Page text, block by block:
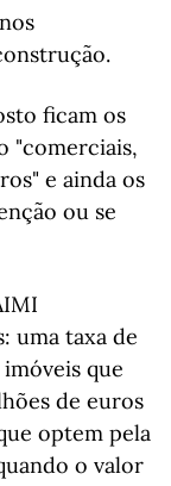
ficam os
"comerciais,
e ainda os
ou se
uma taxa de
que
de euros
optem pela
o valor